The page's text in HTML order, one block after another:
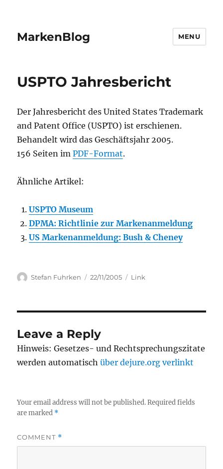
MarkenBlog MENU
USPTO Jahresbericht
Der Jahresbericht des United States Trademark
and Patent Office (USPTO) ist erschienen.
Behandelt wird das Geschäftsjahr 2005.
156 Seiten imPDF-Format.
Ähnliche Artikel:
USPTO Museum
DPMA: Richtlinie zur Markenanmeldung
US Markenanmeldung: Bush & Cheney
Author
Stefan Fuhrken
Posted
22/11/2005 Categories
Link
Leave a Reply
Hinweis: Gesetzes- und Rechtsprechungszitate
werden automatischüber dejure.org verlinkt
Your email address will not be published. Required fields
are marked *
COMMENT *